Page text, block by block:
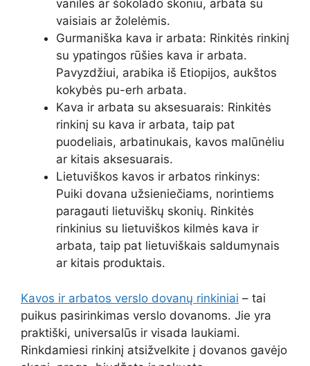
vanilės ar šokolado skoniu, arbata su
vaisiais ar žolelėmis.
Gurmaniška kava ir arbata: Rinkitės rinkinį
su ypatingos rūšies kava ir arbata.
Pavyzdžiui, arabika iš Etiopijos, aukštos
kokybės pu-erh arbata.
Kava ir arbata su aksesuarais: Rinkitės
rinkinį su kava ir arbata, taip pat
puodeliais, arbatinukais, kavos malūnėliu
ar kitais aksesuarais.
Lietuviškos kavos ir arbatos rinkinys:
Puiki dovana užsieniečiams, norintiems
paragauti lietuviškų skonių. Rinkitės
rinkinius su lietuviškos kilmės kava ir
arbata, taip pat lietuviškais saldumynais
ar kitais produktais.
Kavos ir arbatos verslo dovanų rinkiniai – tai
puikus pasirinkimas verslo dovanoms. Jie yra
praktiški, universalūs ir visada laukiami.
Rinkdamiesi rinkinį atsižvelkite į dovanos gavėjo